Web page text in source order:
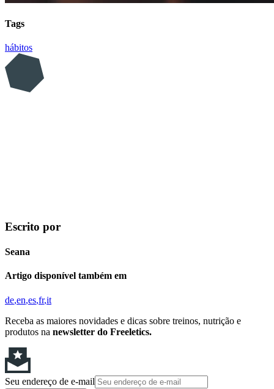
Tags
hábitos
Escrito por
Seana
Artigo disponível também em
de en es fr it
Receba as maiores novidades e dicas sobre treinos, nutrição e
produtos na newsletter do Freeletics.
Seu endereço de e-mail